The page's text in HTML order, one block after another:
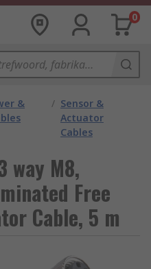
0
&
/ Sensor &
Actuator
Cables
way M8,
Free
Cable, 5 m